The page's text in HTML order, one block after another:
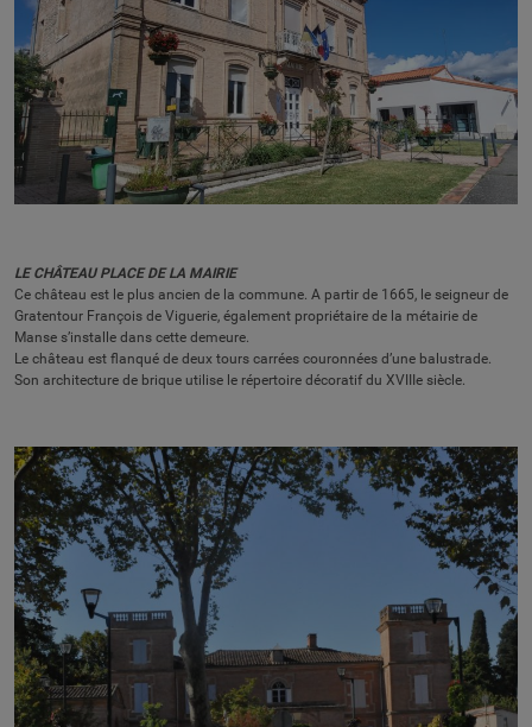
LE CHÂTEAU PLACE DE LA MAIRIE
Ce château est le plus ancien de la commune. A partir de 1665, le seigneur de
Gratentour François de Viguerie, également propriétaire de la métairie de
Manse s’installe dans cette demeure.
Le château est flanqué de deux tours carrées couronnées d’une balustrade.
Son architecture de brique utilise le répertoire décoratif du XVIIIe siècle.